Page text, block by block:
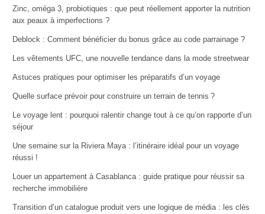
Zinc, oméga 3, probiotiques : que peut réellement apporter la nutrition
aux peaux à imperfections ?
Deblock : Comment bénéficier du bonus grâce au code parrainage ?
Les vêtements UFC, une nouvelle tendance dans la mode streetwear
Astuces pratiques pour optimiser les préparatifs d’un voyage
Quelle surface prévoir pour construire un terrain de tennis ?
Le voyage lent : pourquoi ralentir change tout à ce qu’on rapporte d’un
séjour
Une semaine sur la Riviera Maya : l’itinéraire idéal pour un voyage
réussi !
Louer un appartement à Casablanca : guide pratique pour réussir sa
recherche immobilière
Transition d’un catalogue produit vers une logique de média : les clés